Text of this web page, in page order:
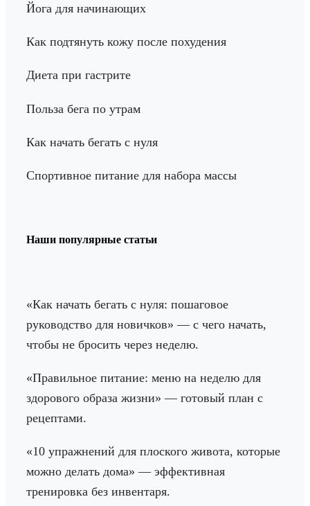
Йога для начинающих
Как подтянуть кожу после похудения
Диета при гастрите
Польза бега по утрам
Как начать бегать с нуля
Спортивное питание для набора массы
Наши популярные статьи
«Как начать бегать с нуля: пошаговое
руководство для новичков» — с чего начать,
чтобы не бросить через неделю.
«Правильное питание: меню на неделю для
здорового образа жизни» — готовый план с
рецептами.
«10 упражнений для плоского живота, которые
можно делать дома» — эффективная
тренировка без инвентаря.